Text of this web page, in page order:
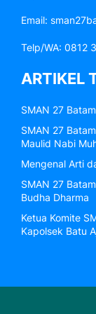
Email:
Telp/WA: 0812
ARTIKEL
SMAN 27
SMAN 27
Maulid Nabi
Mengenal Arti
SMAN 27
Budha Dharma
Ketua Komite
Kapolsek Batu